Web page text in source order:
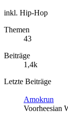
inkl. Hip-Hop
Themen
43
Beiträge
1,4k
Letzte Beiträge
Amokrun
Voorheesian